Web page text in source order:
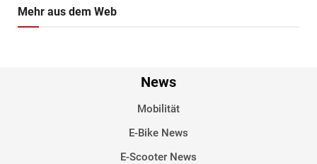
Mehr aus dem Web
News
Mobilität
E-Bike News
E-Scooter News